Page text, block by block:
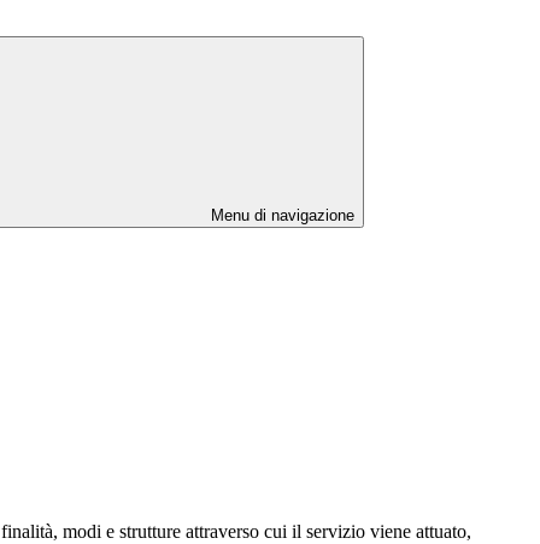
Menu di navigazione
modi e strutture attraverso cui il servizio viene attuato,